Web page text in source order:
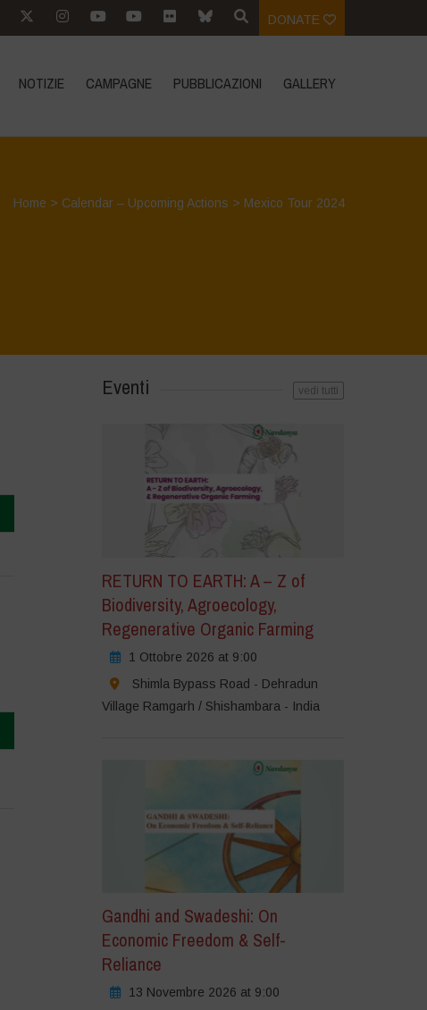
DONATE
NOTIZIE CAMPAGNE PUBBLICAZIONI GALLERY
Home > Calendar – Upcoming Actions > Mexico Tour 2024
Eventi vedi tutti
RETURN TO EARTH: A – Z of
Biodiversity, Agroecology,
Regenerative Organic Farming
1 Ottobre 2026 at 9:00
Shimla Bypass Road - Dehradun
Village Ramgarh / Shishambara - India
Gandhi and Swadeshi: On
Economic Freedom & Self-
Reliance
13 Novembre 2026 at 9:00